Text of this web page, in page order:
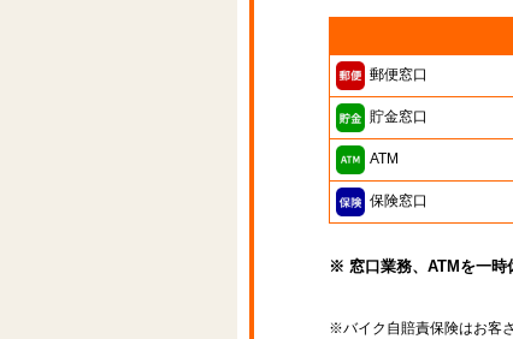
郵便窓口
貯金窓口
ATM
保険窓口
※ 窓口業務、ATMを一時
※バイク自賠責保険はお客